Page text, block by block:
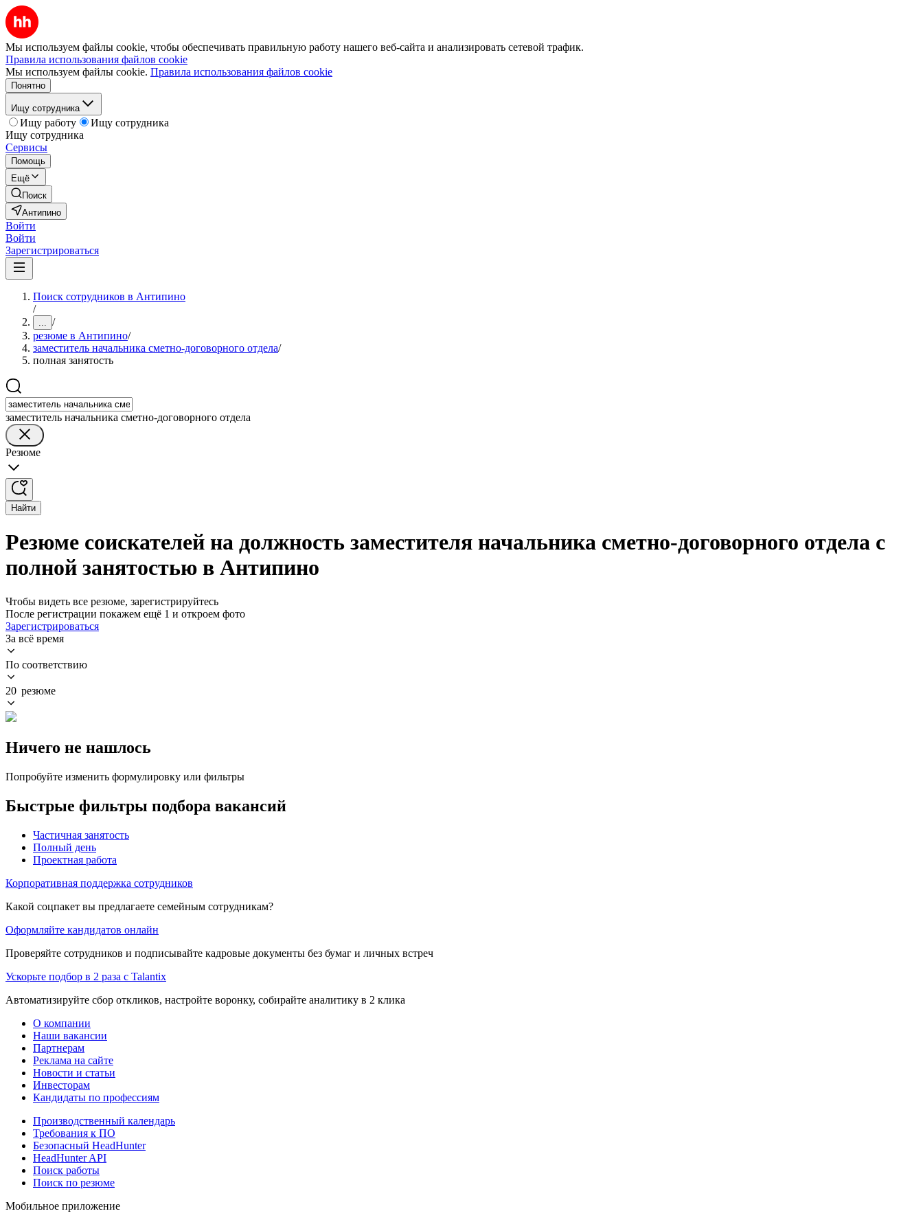
Мы используем файлы cookie, чтобы обеспечивать правильную работу нашего веб-сайта и анализировать сетевой трафик.
Правила использования файлов cookie
Мы используем файлы cookie. Правила использования файлов cookie
Понятно
Ищу сотрудника
Ищу работу
Ищу сотрудника
Ищу сотрудника
Сервисы
Помощь
Ещё
Поиск
Антипино
Войти
Войти
Зарегистрироваться
Поиск сотрудников в Антипино
/
... /
резюме в Антипино/
заместитель начальника сметно-договорного отдела/
полная занятость
заместитель начальника сметно-договорного отдела
Резюме
Найти
Резюме соискателей на должность заместителя начальника сметно-договорного отдела с
полной занятостью в Антипино
Чтобы видеть все резюме, зарегистрируйтесь
После регистрации покажем ещё 1 и откроем фото
Зарегистрироваться
За всё время
По соответствию
20 резюме
Ничего не нашлось
Попробуйте изменить формулировку или фильтры
Быстрые фильтры подбора вакансий
Частичная занятость
Полный день
Проектная работа
Корпоративная поддержка сотрудников
Какой соцпакет вы предлагаете семейным сотрудникам?
Оформляйте кандидатов онлайн
Проверяйте сотрудников и подписывайте кадровые документы без бумаг и личных встреч
Ускорьте подбор в 2 раза с Talantix
Автоматизируйте сбор откликов, настройте воронку, собирайте аналитику в 2 клика
О компании
Наши вакансии
Партнерам
Реклама на сайте
Новости и статьи
Инвесторам
Кандидаты по профессиям
Производственный календарь
Требования к ПО
Безопасный HeadHunter
HeadHunter API
Поиск работы
Поиск по резюме
Мобильное приложение